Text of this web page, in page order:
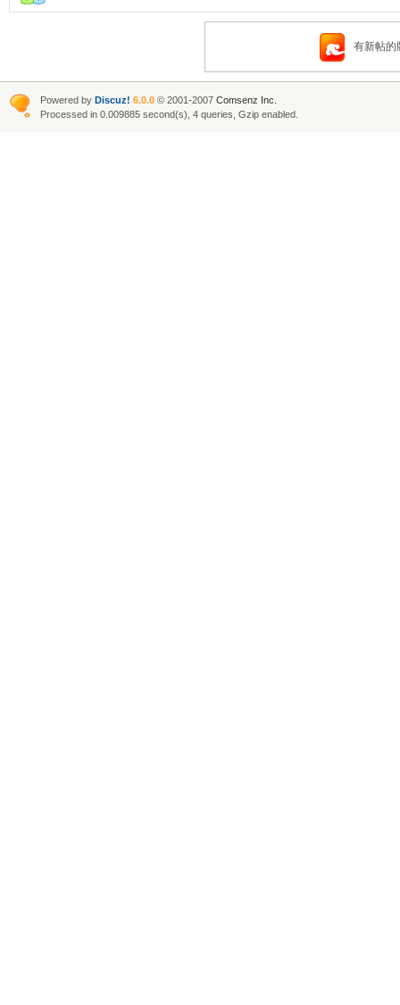
有新帖的
Powered by Discuz! 6.0.0© 2001-2007 Comsenz Inc.
Processed in 0.009885 second(s), 4 queries, Gzip enabled.